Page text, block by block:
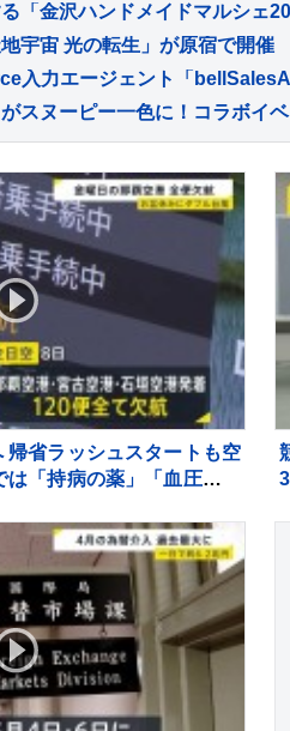
「金沢ハンドメイドマルシェ
宇宙 光の転生」が原宿で開催
帰省ラッシュスタートも空
「持病の薬」「血圧測定